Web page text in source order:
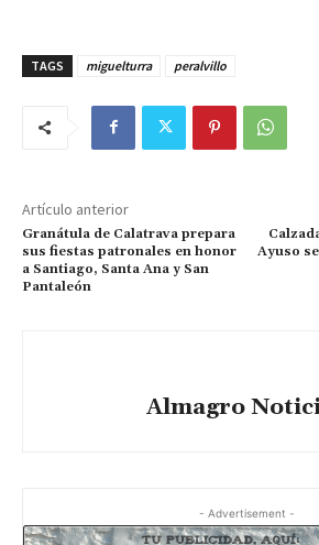
TAGS miguelturra peralvillo
Artículo anterior
Granátula de Calatrava prepara
sus fiestas patronales en honor
a Santiago, Santa Ana y San
Pantaleón
Ayuso
Almagro
- Advertisement -